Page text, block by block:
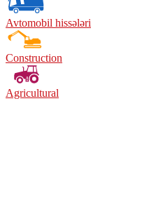
Avtomobil hissələri
Construction
Agricultural